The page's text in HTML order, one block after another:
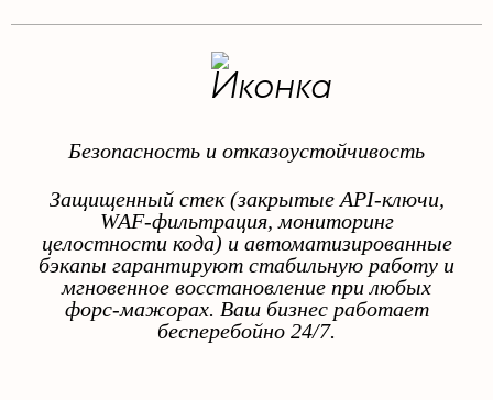
Безопасность и отказоустойчивость
Защищенный стек (закрытые API-ключи,
WAF-фильтрация, мониторинг
целостности кода) и автоматизированные
бэкапы гарантируют стабильную работу и
мгновенное восстановление при любых
форс-мажорах. Ваш бизнес работает
бесперебойно 24/7.